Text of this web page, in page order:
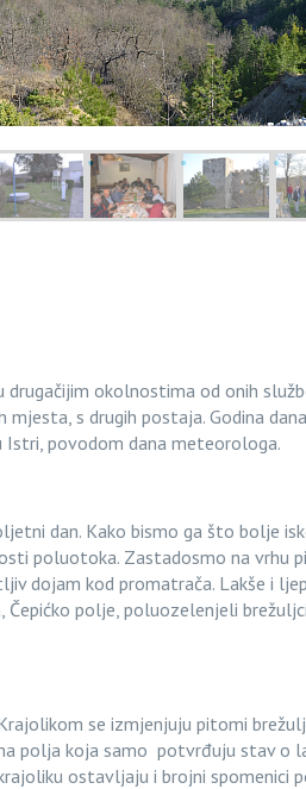
drugačijim okolnostima od onih
s drugih postaja. Godina
povodom dana meteorologa.
dan. Kako bismo ga što bolje
poluotoka. Zastadosmo na vrhu
dojam kod promatrača. Lakše i
Čepićko polje, poluozelenjeli
se izmjenjuju pitomi
polja koja samo potvrđuju stav o
ostavljaju i brojni spomenici